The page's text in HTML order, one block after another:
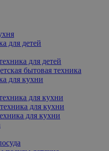
для детей
для детей
бытовая техника
для кухни
для кухни
для кухни
для кухни